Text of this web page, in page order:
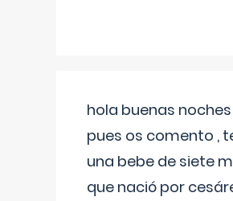
hola buenas noches
pues os comento ,
una bebe de siete
que nació por